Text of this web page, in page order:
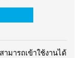
มารถเข้าใช้งานได้